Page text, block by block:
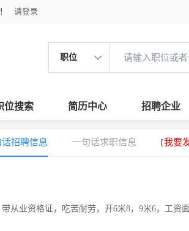
请登录
职位
位搜索 简历中心 招聘企业
招聘信息 一句话求职信息 [我要
从业资格证，吃苦耐劳，开6米8，9米6，工资